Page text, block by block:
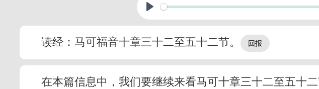
读经：马可福音十章三十二至五十二节。
在本篇信息中，我们要继续来看马可十章三十二至五十